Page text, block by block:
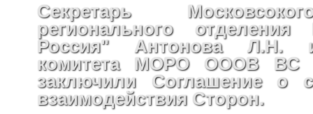
Секретарь
регионального
Россия" Антонова Л.Н.
комитета МОРО ОООВ ВС
заключили Соглашение о
взаимодействия Сторон.